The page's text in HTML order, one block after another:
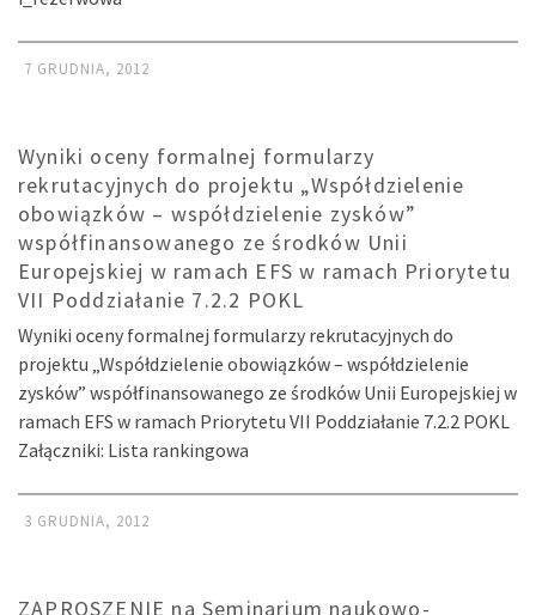
7 GRUDNIA, 2012
Wyniki oceny formalnej formularzy
rekrutacyjnych do projektu „Współdzielenie
obowiązków – współdzielenie zysków”
współfinansowanego ze środków Unii
Europejskiej w ramach EFS w ramach Priorytetu
VII Poddziałanie 7.2.2 POKL
Wyniki oceny formalnej formularzy rekrutacyjnych do
projektu „Współdzielenie obowiązków – współdzielenie
zysków” współfinansowanego ze środków Unii Europejskiej w
ramach EFS w ramach Priorytetu VII Poddziałanie 7.2.2 POKL
Załączniki: Lista rankingowa
3 GRUDNIA, 2012
ZAPROSZENIE na Seminarium naukowo-